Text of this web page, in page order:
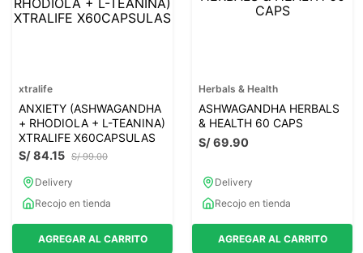
8.
magnesio
xtralife
ANXIETY (ASHWAGANDHA
+ RHODIOLA + L-TEANINA)
XTRALIFE X60CAPSULAS
S/ 99.00
S/84.15
Delivery
Recojo en tienda
AGREGAR AL CARRITO
Herbals & Health
ASHWAGANDHA HERBALS
& HEALTH 60 CAPS
S/69.90
Delivery
Recojo en tienda
AGREGAR AL CARRITO